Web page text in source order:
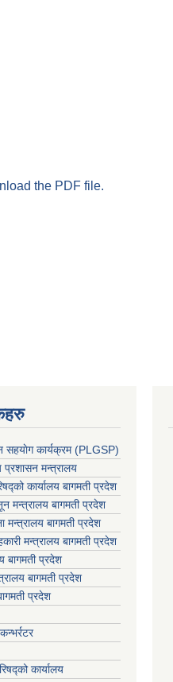
the PDF file.
सहयाेग कार्यक्रम (PLGSP)
प्रशासन मन्त्रालय
कार्यालय बागमती प्रदेश
मन्त्रालय बागमती प्रदेश
मन्त्रालय बागमती प्रदेश
मन्त्रालय बागमती प्रदेश
बागमती प्रदेश
बागमती प्रदेश
प्रदेश
कार्यालय